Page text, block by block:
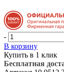
-
В корзину
Купить в 1 клик
Бесплатная